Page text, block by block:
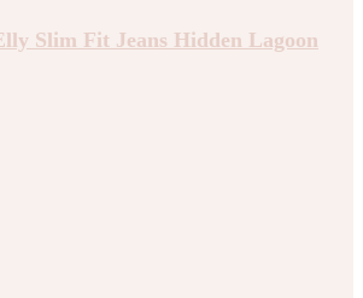
Slim Fit Jeans Hidden Lagoon